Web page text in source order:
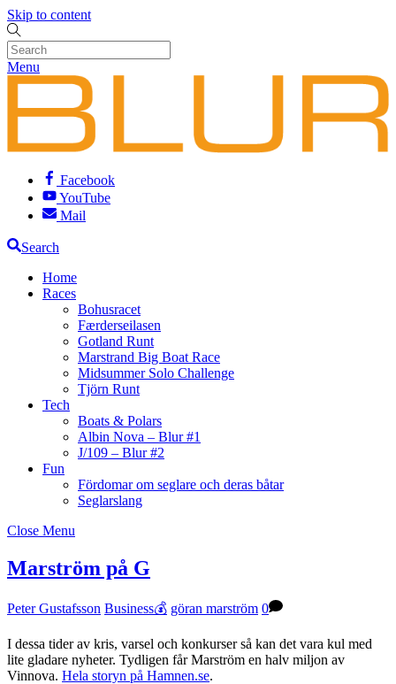
Skip to content
Menu
Facebook
YouTube
Mail
Search
Home
Races
Bohusracet
Færderseilasen
Gotland Runt
Marstrand Big Boat Race
Midsummer Solo Challenge
Tjörn Runt
Tech
Boats & Polars
Albin Nova – Blur #1
J/109 – Blur #2
Fun
Fördomar om seglare och deras båtar
Seglarslang
Close Menu
Marström på G
Peter Gustafsson Business💰 göran marström 0
I dessa tider av kris, varsel och konkurser så kan det vara kul med
lite gladare nyheter. Tydligen får Marström en halv miljon av
Vinnova. Hela storyn på Hamnen.se.